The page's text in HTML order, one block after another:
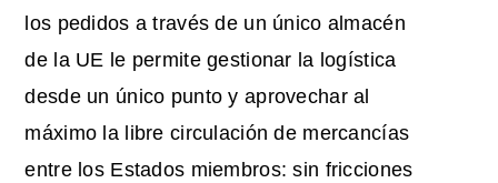
los pedidos a través de un único almacén
de la UE le permite gestionar la logística
desde un único punto y aprovechar al
máximo la libre circulación de mercancías
entre los Estados miembros: sin fricciones